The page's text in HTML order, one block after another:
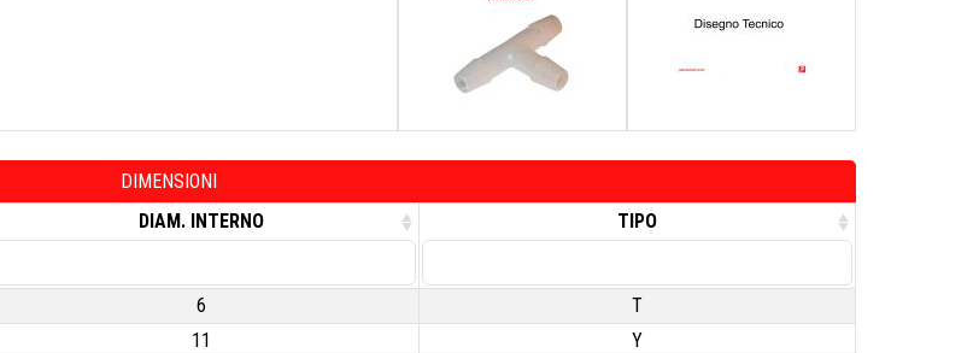
DIMENSIONI
DIAM. INTERNO TIPO
6
T
11 Y